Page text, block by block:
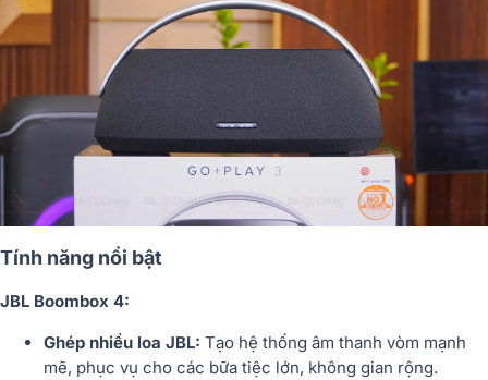
Tính năng nổi bật
JBL Boombox 4:
Ghép nhiều loa JBL: Tạo hệ thống âm thanh vòm mạnh
mẽ, phục vụ cho các bữa tiệc lớn, không gian rộng.